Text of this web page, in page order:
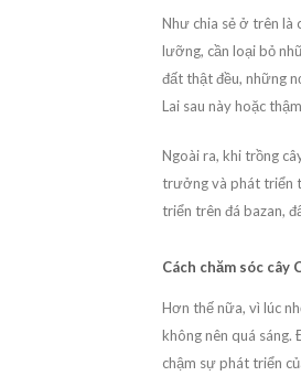
Như chia sẻ ở trên là
lưỡng, cần loại bỏ
đất thật đều, những
Lai sau này hoặc
Ngoài ra, khi trồng
trưởng và phát triển
triển trên đá bazan,
Cách chăm sóc cây
Hơn thế nữa, vì lúc
không nên quá sáng.
chậm sự phát triển